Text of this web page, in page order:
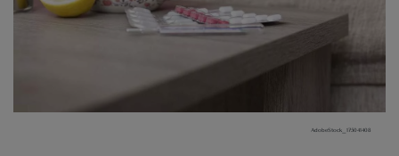
AdobeStock_175041408